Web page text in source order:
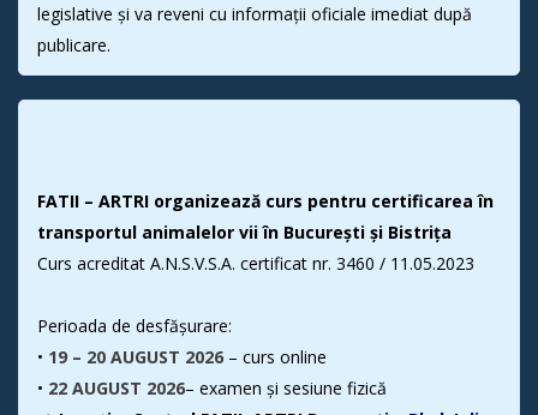
legislative și va reveni cu informații oficiale imediat după
publicare.
FATII – ARTRI organizează curs pentru certificarea în
transportul animalelor vii în București și Bistrița
Curs acreditat A.N.S.V.S.A. certificat nr. 3460 / 11.05.2023
Perioada de desfășurare:
• 19 – 20 AUGUST 2026 – curs online
• 22 AUGUST 2026– examen și sesiune fizică